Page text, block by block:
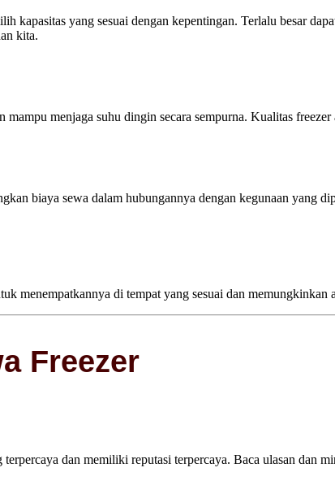
kapasitas yang sesuai dengan kepentingan. Terlalu besar
kita.
menjaga suhu dingin secara sempurna. Kualitas
biaya sewa dalam hubungannya dengan kegunaan yang
menempatkannya di tempat yang sesuai dan memungkinkan
Freezer
dan memiliki reputasi terpercaya. Baca ulasan dan